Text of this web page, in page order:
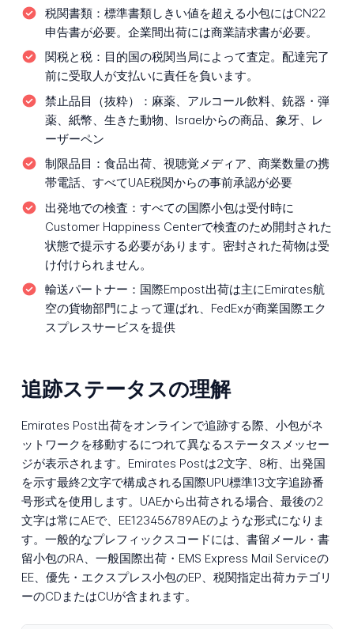
税関書類： 標準書類しきい値を超える小包にはCN22
申告書が必要。企業間出荷には商業請求書が必要。
関税と税： 目的国の税関当局によって査定。配達完了
前に受取人が支払いに責任を負います。
禁止品目（抜粋）： 麻薬、アルコール飲料、銃器・弾
薬、紙幣、生きた動物、Israelからの商品、象牙、レ
ーザーペン
制限品目： 食品出荷、視聴覚メディア、商業数量の携
帯電話、すべてUAE税関からの事前承認が必要
出発地での検査： すべての国際小包は受付時に
Customer Happiness Centerで検査のため開封された
状態で提示する必要があります。密封された荷物は受
け付けられません。
輸送パートナー： 国際Empost出荷は主にEmirates航
空の貨物部門によって運ばれ、FedExが商業国際エク
スプレスサービスを提供
追跡ステータスの理解
Emirates Post出荷をオンラインで追跡する際、小包がネ
ットワークを移動するにつれて異なるステータスメッセー
ジが表示されます。Emirates Postは2文字、8桁、出発国
を示す最終2文字で構成される国際UPU標準13文字追跡番
号形式を使用します。UAEから出荷される場合、最後の2
文字は常にAEで、EE123456789AEのような形式になりま
す。一般的なプレフィックスコードには、書留メール・書
留小包のRA、一般国際出荷・EMS Express Mail Serviceの
EE、優先・エクスプレス小包のEP、税関指定出荷カテゴリ
ーのCDまたはCUが含まれます。